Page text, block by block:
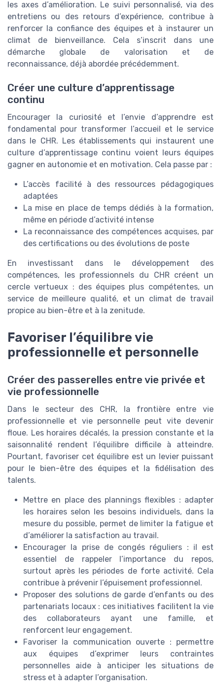
les axes d’amélioration. Le suivi personnalisé, via des
entretiens ou des retours d’expérience, contribue à
renforcer la confiance des équipes et à instaurer un
climat de bienveillance. Cela s’inscrit dans une
démarche globale de valorisation et de
reconnaissance, déjà abordée précédemment.
Créer une culture d’apprentissage
continu
Encourager la curiosité et l’envie d’apprendre est
fondamental pour transformer l’accueil et le service
dans le CHR. Les établissements qui instaurent une
culture d’apprentissage continu voient leurs équipes
gagner en autonomie et en motivation. Cela passe par :
L’accès facilité à des ressources pédagogiques
adaptées
La mise en place de temps dédiés à la formation,
même en période d’activité intense
La reconnaissance des compétences acquises, par
des certifications ou des évolutions de poste
En investissant dans le développement des
compétences, les professionnels du CHR créent un
cercle vertueux : des équipes plus compétentes, un
service de meilleure qualité, et un climat de travail
propice au bien-être et à la zenitude.
Favoriser l’équilibre vie
professionnelle et personnelle
Créer des passerelles entre vie privée et
vie professionnelle
Dans le secteur des CHR, la frontière entre vie
professionnelle et vie personnelle peut vite devenir
floue. Les horaires décalés, la pression constante et la
saisonnalité rendent l’équilibre difficile à atteindre.
Pourtant, favoriser cet équilibre est un levier puissant
pour le bien-être des équipes et la fidélisation des
talents.
Mettre en place des plannings flexibles : adapter
les horaires selon les besoins individuels, dans la
mesure du possible, permet de limiter la fatigue et
d’améliorer la satisfaction au travail.
Encourager la prise de congés réguliers : il est
essentiel de rappeler l’importance du repos,
surtout après les périodes de forte activité. Cela
contribue à prévenir l’épuisement professionnel.
Proposer des solutions de garde d’enfants ou des
partenariats locaux : ces initiatives facilitent la vie
des collaborateurs ayant une famille, et
renforcent leur engagement.
Favoriser la communication ouverte : permettre
aux équipes d’exprimer leurs contraintes
personnelles aide à anticiper les situations de
stress et à adapter l’organisation.